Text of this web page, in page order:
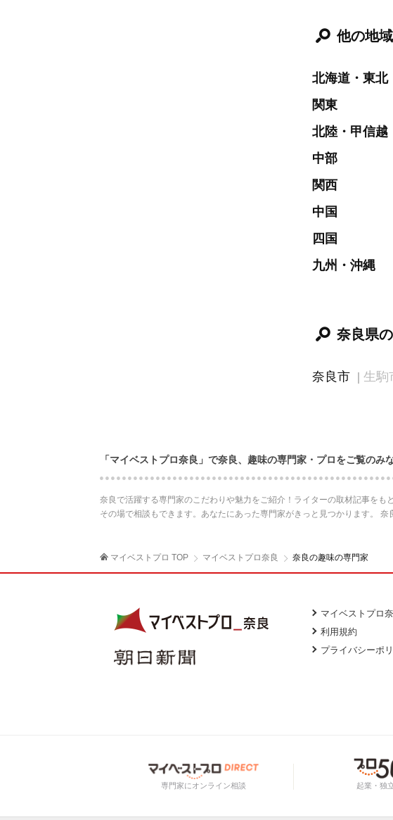
他の地
北海道・東北
関東
北陸・甲信越
中部
関西
中国
四国
九州・沖縄
奈良県
奈良市 生駒
「マイベストプロ奈良」で奈良、趣味の専門家・プロをご覧のみ
奈良で活躍する専門家のこだわりや魅力をご紹介！ライターの取材記事を
その場で相談もできます。あなたにあった専門家がきっと見つかります。
マイベストプロ TOP マイベストプロ奈良 奈良の趣味の専門家
マイベストプロ
利用規約
プライバシーポ
専門家にオンライン相談 起業・独